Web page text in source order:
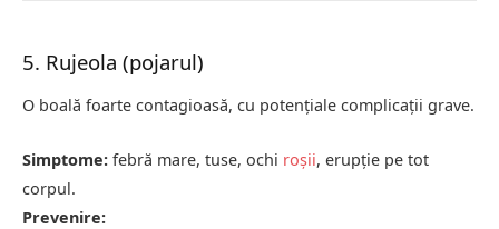
5. Rujeola (pojarul)
O boală foarte contagioasă, cu potențiale complicații grave.
Simptome: febră mare, tuse, ochi roșii, erupție pe tot
corpul.
Prevenire: